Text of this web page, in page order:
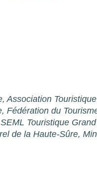
Association
Fédération du
Touristique
de la Haute-Sûre,